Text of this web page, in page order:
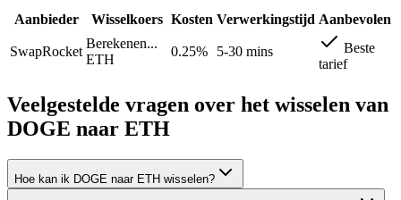
Aanbieder Wisselkoers Kosten Verwerkingstijd Aanbevolen
SwapRocket
Berekenen...
ETH
0.25% 5-30 mins
Beste
tarief
Veelgestelde vragen over het wisselen van
DOGE naar ETH
Hoe kan ik DOGE naar ETH wisselen?